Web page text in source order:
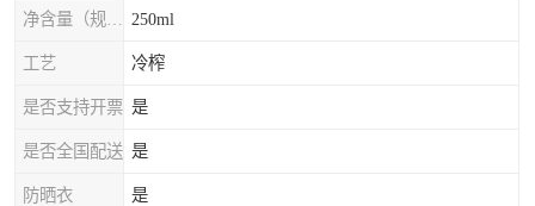
250ml
工艺 冷榨
是否支持开票 是
是否全国配送 是
防晒衣 是